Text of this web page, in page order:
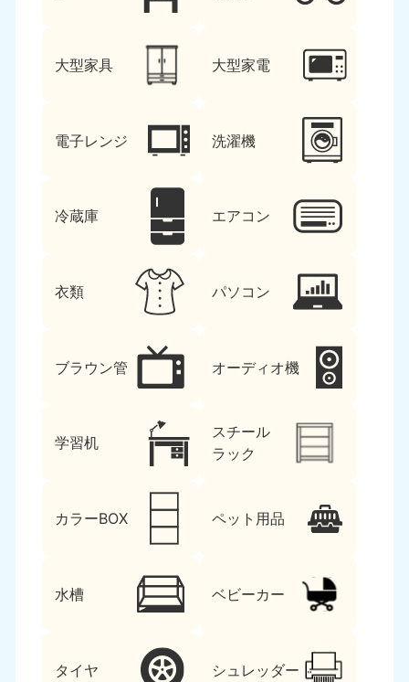
大型家具 大型家電
電子レンジ 洗濯機
冷蔵庫 エアコン
衣類 パソコン
ブラウン管 オーディオ機
学習机
スチール
ラック
カラーBOX ペット用品
水槽 ベビーカー
タイヤ シュレッダー